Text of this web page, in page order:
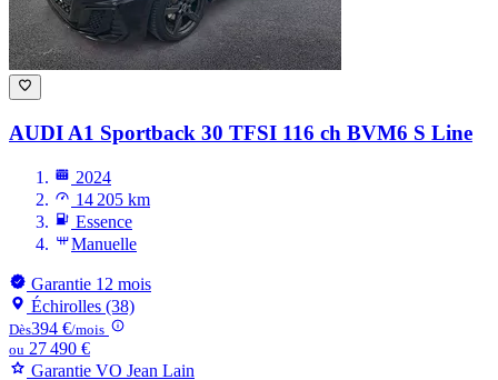
AUDI A1 Sportback 30 TFSI 116 ch BVM6 S Line
2024
14 205 km
Essence
Manuelle
Garantie 12 mois
Échirolles (38)
Dès394 €/mois
ou 27 490 €
Garantie VO Jean Lain